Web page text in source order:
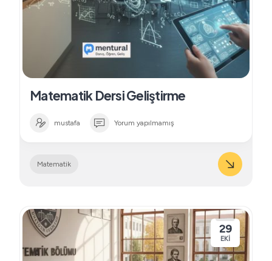
Matematik Dersi Geliştirme
mustafa Yorum yapılmamış
Matematik
29
EKI